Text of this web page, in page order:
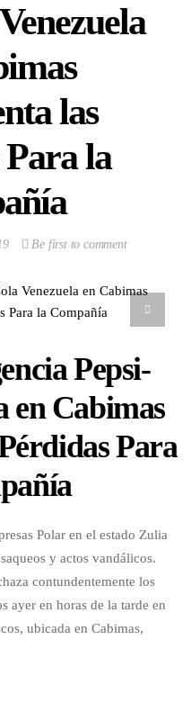
las
la
Be first to comment
Pepsi-
en Cabimas
Para
Polar en el estado Zulia
y actos vandálicos.
contundentemente los
ayer en horas de la tarde en
ubicada en Cabimas,